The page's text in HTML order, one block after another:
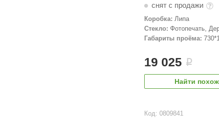
снят с продажи
Коробка: Липа
Стекло: Фотопечать,
дверь
Габариты проёма:
19 025 i
Найти
Код: 0809841